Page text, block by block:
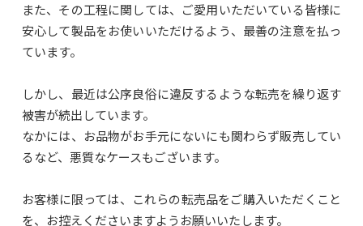
また、その工程に関しては、ご愛用いただいている皆様に
安心して製品をお使いいただけるよう、最善の注意を払っ
ています。
しかし、最近は公序良俗に違反するような転売を繰り返す
被害が続出しています。
なかには、お品物がお手元にないにも関わらず販売してい
るなど、悪質なケースもございます。
お客様に限っては、これらの転売品をご購入いただくこと
を、お控えくださいますようお願いいたします。